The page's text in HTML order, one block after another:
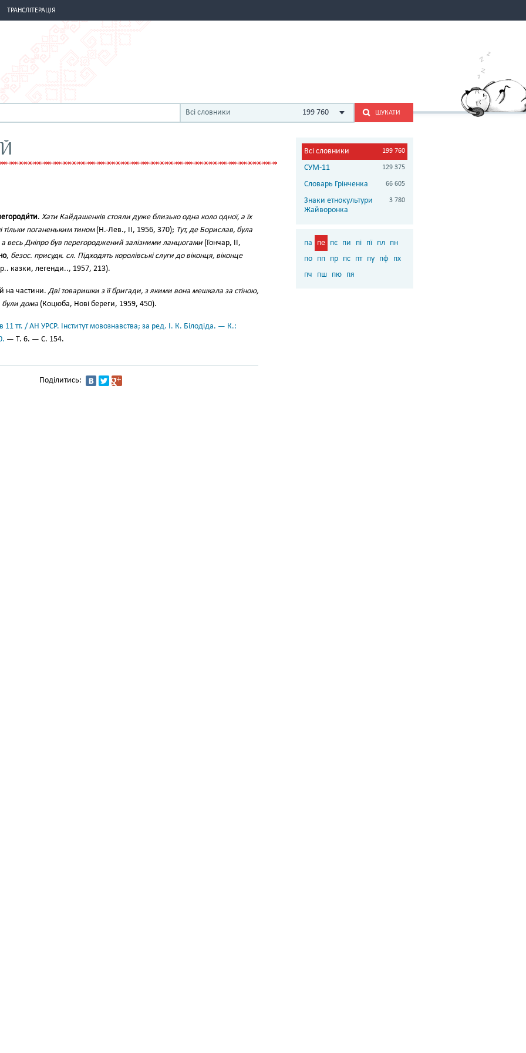
ТРАНСЛІТЕРАЦІЯ
Всі словники 199 760 ШУКАТИ
. Хати Кайдашенків стояли дуже близько одна коло одної, а їх
поганеньким тином(Н.-Лев., II, 1956, 370); Тут, де Борислав, була
весь Дніпро був перегороджений залізними ланцюгами (Гончар, II,
, безос. присудк. сл. Підходять королівські слуги до віконця, віконце
казки, легенди.., 1957, 213).
на частини.Дві товаришки з її бригади, з якими вона мешкала за стіною,
були дома (Коцюба, Нові береги, 1959, 450).
11 тт. / АН УРСР. Інститут мовознавства; за ред. І. К. Білодіда. — К.:
— Т. 6. — С. 154.
Поділитись:
Всі словники 199 760
СУМ-11 129 375
Словарь Грінченка 66 605
Знаки етнокультури
Жайворонка
3 780
па пе пє пи пі пї пл
пн
по пп пр пс пт пу пф пх
пч
пш пю пя